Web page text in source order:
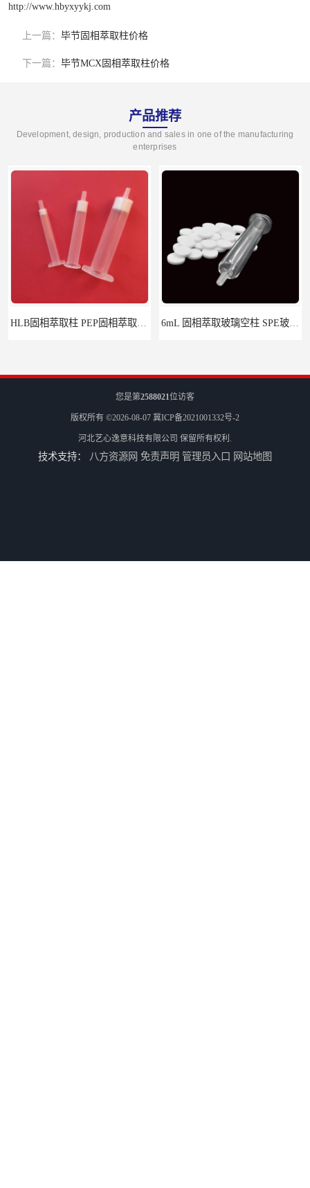
http://www.hbyxyykj.com
上一篇： 毕节固相萃取柱价格
下一篇： 毕节MCX固相萃取柱价格
产品推荐
Development, design, production and sales in one of the manufacturing
enterprises
离子色谱前处理小柱​
您是第2588021位访客
版权所有 ©2026-08-07 冀ICP备2021001332号-2
河北艺心逸意科技有限公司 保留所有权利.
技术支持： 八方资源网 免责声明 管理员入口 网站地图